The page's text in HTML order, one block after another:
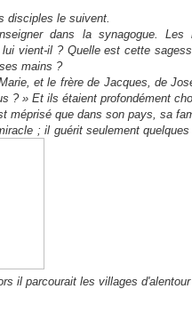
disciples le suivent.
dans la synagogue. Les
vient-il ? Quelle est cette
mains ?
et le frère de Jacques, de
? » Et ils étaient profondément
méprisé que dans son pays, sa
; il guérit seulement
il parcourait les villages